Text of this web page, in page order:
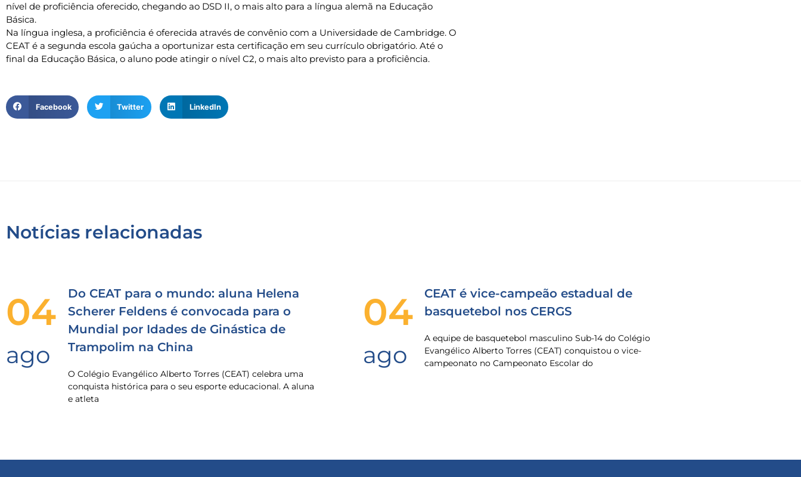
nível de proficiência oferecido, chegando ao DSD II, o mais alto para a língua alemã na Educação
Básica.
Na língua inglesa, a proficiência é oferecida através de convênio com a Universidade de Cambridge. O
CEAT é a segunda escola gaúcha a oportunizar esta certificação em seu currículo obrigatório. Até o
final da Educação Básica, o aluno pode atingir o nível C2, o mais alto previsto para a proficiência.
Facebook Twitter LinkedIn
Notícias relacionadas
04
ago
Do CEAT para o mundo: aluna Helena
Scherer Feldens é convocada para o
Mundial por Idades de Ginástica de
Trampolim na China
O Colégio Evangélico Alberto Torres (CEAT) celebra uma
conquista histórica para o seu esporte educacional. A aluna
e atleta
04
ago
CEAT é vice-campeão estadual de
basquetebol nos CERGS
A equipe de basquetebol masculino Sub-14 do Colégio
Evangélico Alberto Torres (CEAT) conquistou o vice-
campeonato no Campeonato Escolar do